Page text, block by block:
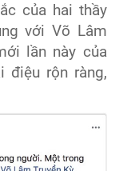
của hai thầy
với Võ Lâm
lần này của
điệu rộn ràng,